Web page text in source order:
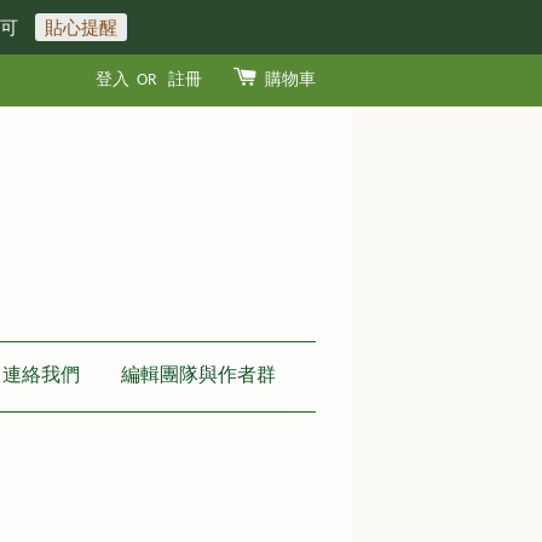
貼心提醒
登入 OR 註冊 購物車
連絡我們 編輯團隊與作者群